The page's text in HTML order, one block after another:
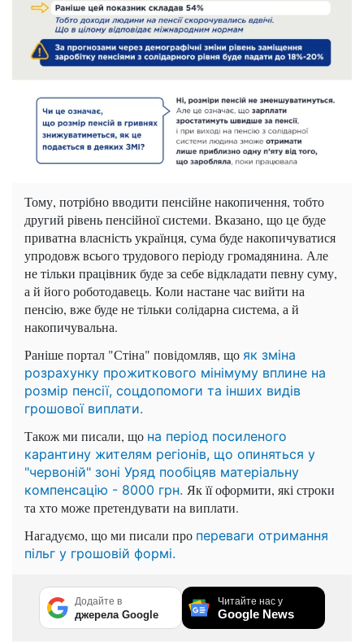
Тому, потрібно вводити пенсійне накопичення, тобто
другий рівень пенсійної системи. Вказано, що це буде
приватна власність українця, сума буде накопичуватися
упродовж всього трудового періоду громадянина. Але
не тільки працівник буде за себе відкладати певну суму,
а й його роботодавець. Коли настане час вийти на
пенсію, вже буде не тільки солідарна система, а й
накопичувальна.
Раніше портал "Стіна" повідомляв, що як зміна
розрахунку прожиткового мінімуму вплине на
розмір пенсії, соцдопомоги та інших видів
грошової виплати.
Також ми писали, що на період посиленого
карантину жителям регіонів, що опиняться у
"червоній" зоні Уряд пообіцяв матеріальну
компенсацію - 8000 грн. Як її оформити, які строки
та хто може претендувати на виплати.
Нагадуємо, що ми писали про переваги отримання
пільг у грошовій формі.
Додайте в
джерела Google
Читайте нас у
Google News